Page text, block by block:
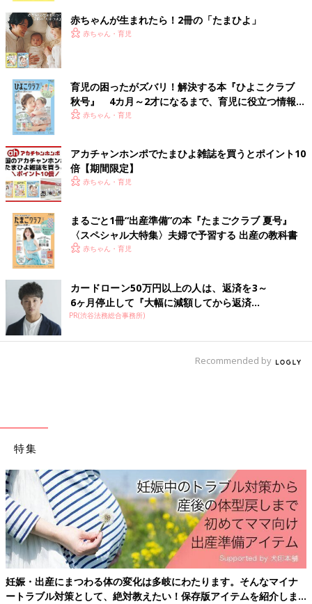
約2,500人のたまひよアプリユーザー・たまひよ公式 Instagram
フォロワーのパパ・ママへアンケートを実施。「こんなLINEス
タンプが欲しい！」のリアルな声から、全40種の妊娠中・育児中
6/15～好評発売中！第1弾たまひよの写真に貼れる
LINEスタンプ
第1弾は“たまひよの写真に貼れるLINEスタンプ”が登場！写真と
組み合わせると『たまごクラブ』『ひよこクラブ』の表紙になれ
る！30年前創刊号の表紙スタンプや、写真にポン！と貼れてかわ
いいたまちゃん・ひよちゃんのスタンプも♪
・商品名：たまひよの写真に貼れるLINEスタンプ
・販売価格：120円（または50LINEコイン）
・収録スタンプ数：全24種
・販売期間：2023年6月14日～
・販売URL：https://line.me/S/sticker/23365779
赤ちゃんが生まれたら！2冊の「たまひよ」
赤ちゃん・育児
育児の困ったがズバリ！解決する本『ひよこクラブ
秋号』 4カ月～2才になるまで、育児に役立つ情報が
いっぱい！
赤ちゃん・育児
アカチャンホンポでたまひよ雑誌を買うとポイント10
倍【期間限定】
赤ちゃん・育児
まるごと1冊“出産準備”の本『たまごクラブ 夏号』
〈スペシャル大特集〉夫婦で予習する 出産の教科書
赤ちゃん・育児
カードローン50万円以上の人は、返済を3～
6ヶ月停止して『大幅に減額してから返済...
PR(渋谷法務総合事務所)
Recommended by
特集
妊娠・出産にまつわる体の変化は多岐にわたります。そんなマイナ
ートラブル対策として、絶対教えたい！保存版アイテムを紹介しま